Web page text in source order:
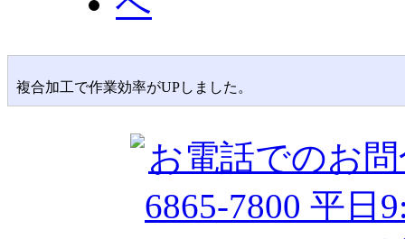
複合加工で作業効率がUPしました。